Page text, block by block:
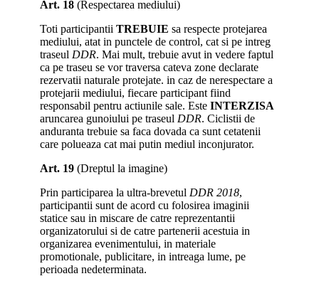
Art. 18 (Respectarea mediului)
Toti participantii TREBUIE sa respecte protejarea
mediului, atat in punctele de control, cat si pe intreg
traseul DDR. Mai mult, trebuie avut in vedere faptul
ca pe traseu se vor traversa cateva zone declarate
rezervatii naturale protejate. in caz de nerespectare a
protejarii mediului, fiecare participant fiind
responsabil pentru actiunile sale. Este INTERZISA
aruncarea gunoiului pe traseul DDR. Ciclistii de
anduranta trebuie sa faca dovada ca sunt cetatenii
care polueaza cat mai putin mediul inconjurator.
Art. 19 (Dreptul la imagine)
Prin participarea la ultra-brevetul DDR 2018,
participantii sunt de acord cu folosirea imaginii
statice sau in miscare de catre reprezentantii
organizatorului si de catre partenerii acestuia in
organizarea evenimentului, in materiale
promotionale, publicitare, in intreaga lume, pe
perioada nedeterminata.